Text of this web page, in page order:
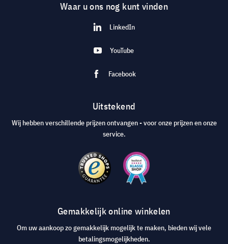
Waar u ons nog kunt vinden
LinkedIn
YouTube
Facebook
Uitstekend
Wij hebben verschillende prijzen ontvangen - voor onze prijzen en onze
service.
Gemakkelijk online winkelen
Om uw aankoop zo gemakkelijk mogelijk te maken, bieden wij vele
betalingsmogelijkheden.